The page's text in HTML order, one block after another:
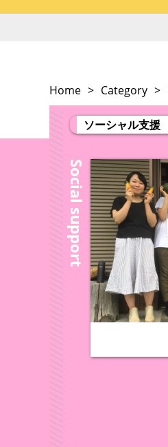
Home Category
ソーシャル支援
Social support